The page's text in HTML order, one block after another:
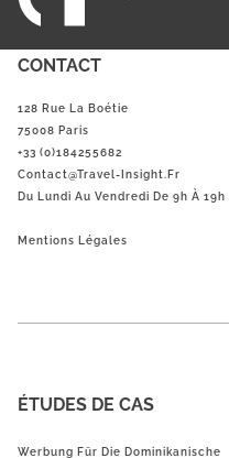
CONTACT
128 Rue La Boétie
75008 Paris
+33 (0)184255682
Contact@Travel-Insight.fr
Du Lundi Au Vendredi De 9h À 19h
Mentions Légales
ÉTUDES DE CAS
Werbung Für Die Dominikanische